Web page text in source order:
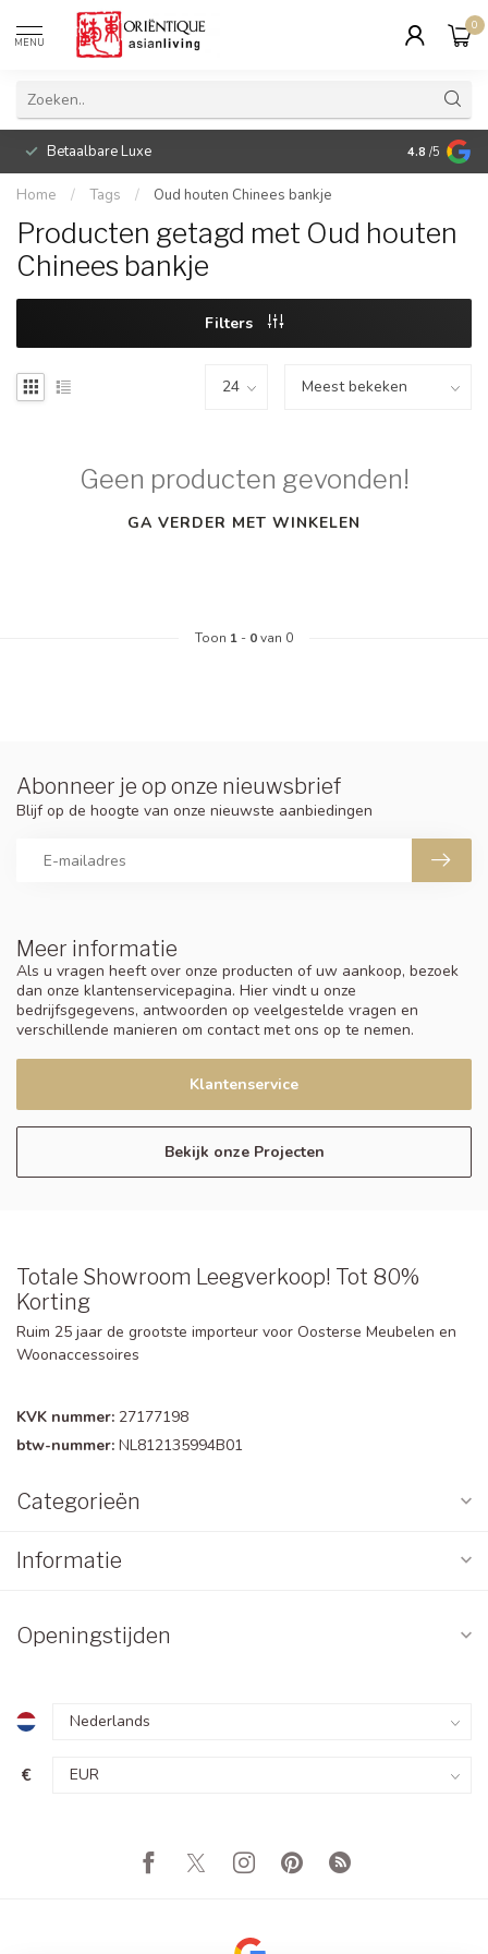
MENU
0
Betaalbare Luxe 4.8 /5
Home / Tags / Oud houten Chinees bankje
Producten getagd met Oud houten
Chinees bankje
Filters
Geen producten gevonden!
GA VERDER MET WINKELEN
Toon 1 - 0van 0
Meer informatie
Als u vragen heeft over onze producten of uw aankoop, bezoek
dan onze klantenservicepagina. Hier vindt u onze
bedrijfsgegevens, antwoorden op veelgestelde vragen en
verschillende manieren om contact met ons op te nemen.
Klantenservice
Bekijk onze Projecten
Abonneer je op onze nieuwsbrief
Blijf op de hoogte van onze nieuwste aanbiedingen
Totale Showroom Leegverkoop! Tot 80%
Korting
Ruim 25 jaar de grootste importeur voor Oosterse Meubelen en
Woonaccessoires
KVK nummer: 27177198
btw-nummer: NL812135994B01
Categorieën
Informatie
Openingstijden
€